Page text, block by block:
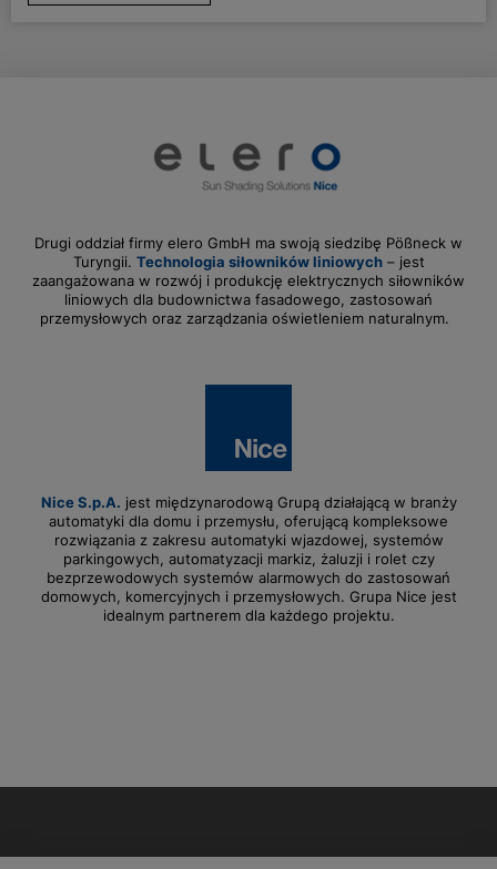
Drugi oddział firmy elero GmbH ma swoją siedzibę Pößneck w
Turyngii. Technologia siłowników liniowych– jest
zaangażowana w rozwój i produkcję elektrycznych siłowników
liniowych dla budownictwa fasadowego, zastosowań
przemysłowych oraz zarządzania oświetleniem naturalnym.
Nice S.p.A. jest międzynarodową Grupą działającą w branży
automatyki dla domu i przemysłu, oferującą kompleksowe
rozwiązania z zakresu automatyki wjazdowej, systemów
parkingowych, automatyzacji markiz, żaluzji i rolet czy
bezprzewodowych systemów alarmowych do zastosowań
domowych, komercyjnych i przemysłowych. Grupa Nice jest
idealnym partnerem dla każdego projektu.